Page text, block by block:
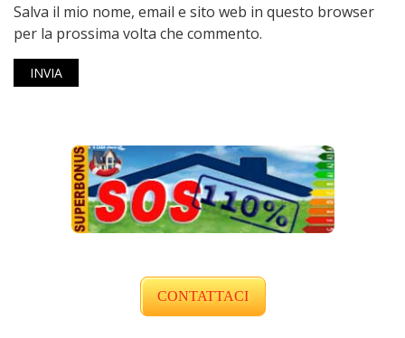
Salva il mio nome, email e sito web in questo browser
per la prossima volta che commento.
CONTATTACI